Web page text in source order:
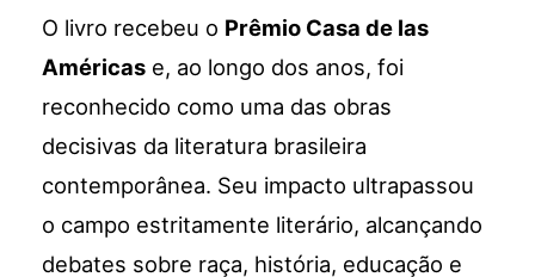
O livro recebeu o Prêmio Casa de las
Américas e, ao longo dos anos, foi
reconhecido como uma das obras
decisivas da literatura brasileira
contemporânea. Seu impacto ultrapassou
o campo estritamente literário, alcançando
debates sobre raça, história, educação e